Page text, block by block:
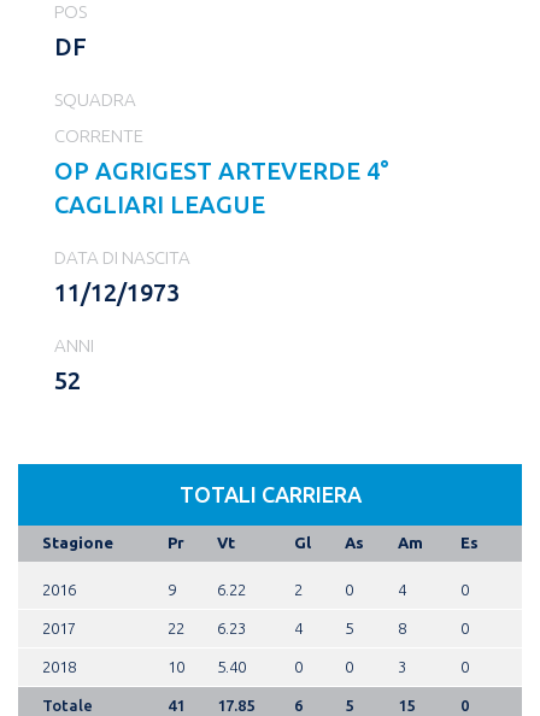
POS
DF
SQUADRA
CORRENTE
OP AGRIGEST ARTEVERDE 4°
CAGLIARI LEAGUE
DATA DI NASCITA
11/12/1973
ANNI
52
TOTALI CARRIERA
Stagione Pr Vt Gl As Am Es
2016 9 6.22 2 0 4 0
2017 22 6.23 4 5 8 0
2018 10 5.40 0 0 3 0
Totale 41 17.85 6 5 15 0